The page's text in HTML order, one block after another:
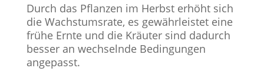
Durch das Pflanzen im Herbst erhöht sich
die Wachstumsrate, es gewährleistet eine
frühe Ernte und die Kräuter sind dadurch
besser an wechselnde Bedingungen
angepasst.